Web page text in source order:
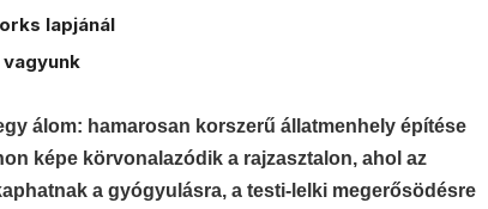
lapjánál
vagyunk
álom: hamarosan korszerű állatmenhely építése
képe körvonalazódik a rajzasztalon, ahol az
a gyógyulásra, a testi-lelki megerősödésre